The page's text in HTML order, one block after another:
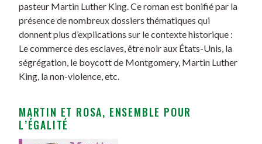
pasteur Martin Luther King. Ce roman est bonifié par la
présence de nombreux dossiers thématiques qui
donnent plus d’explications sur le contexte historique :
Le commerce des esclaves, être noir aux États-Unis, la
ségrégation, le boycott de Montgomery, Martin Luther
King, la non-violence, etc.
MARTIN ET ROSA, ENSEMBLE POUR
L’ÉGALITÉ